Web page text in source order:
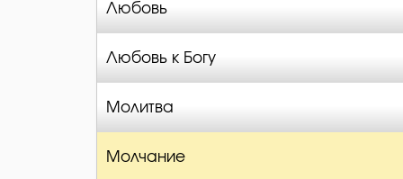
Любовь
Любовь к Богу
Молитва
Молчание